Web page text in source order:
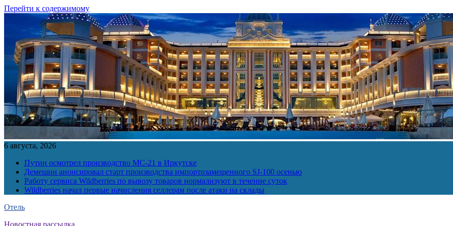
Перейти к содержимому
6 августа, 2026
Путин осмотрел производство МС-21 в Иркутске
Демешин анонсировал старт производства импортозамещенного SJ-100 осенью
Работу сервиса Wildberries по вывозу товаров нормализуют в течение суток
Wildberries начал первые начисления селлерам после атаки на склады
Отель
Новостная рассылка